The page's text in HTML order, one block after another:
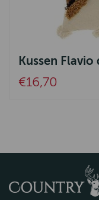
Kussen Flavio
€16,70